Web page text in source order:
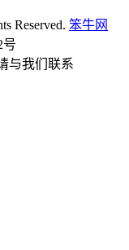
Reserved. 笨牛网
号
与我们联系